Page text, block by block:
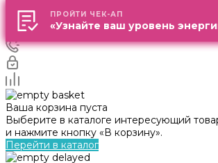
Ваша корзина пуста
Выберите в каталоге интересующий
и нажмите кнопку «В корзину».
Перейти в каталог
ПРОЙТИ ЧЕК-АП
«Узнайте ваш уровень
ПРОЙТИ ЧЕК-АП
«Узнайте ваш уровень